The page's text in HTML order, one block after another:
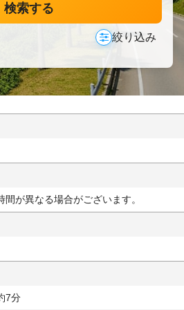
検索する
絞り込み
が異なる場合がございます。
7分